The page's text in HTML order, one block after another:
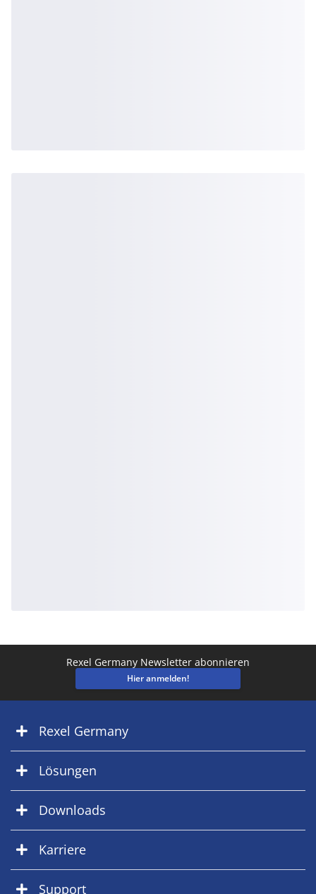
Rexel Germany Newsletter abonnieren
Hier anmelden!
Rexel Germany
Lösungen
Downloads
Karriere
Support